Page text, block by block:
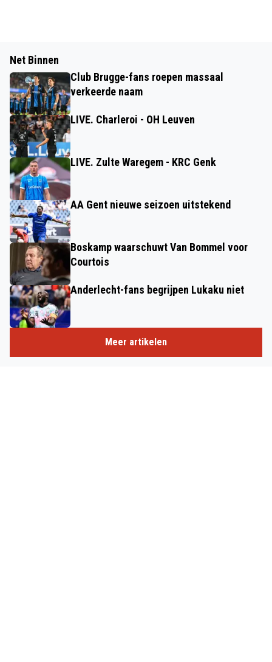
Net Binnen
Club Brugge-fans roepen massaal
verkeerde naam
LIVE. Charleroi - OH Leuven
LIVE. Zulte Waregem - KRC Genk
AA Gent nieuwe seizoen uitstekend
Boskamp waarschuwt Van Bommel voor
Courtois
Anderlecht-fans begrijpen Lukaku niet
Meer artikelen